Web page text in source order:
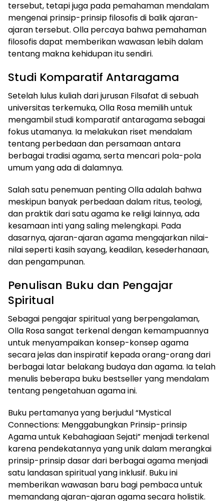
tersebut, tetapi juga pada pemahaman mendalam
mengenai prinsip-prinsip filosofis di balik ajaran-
ajaran tersebut. Olla percaya bahwa pemahaman
filosofis dapat memberikan wawasan lebih dalam
tentang makna kehidupan itu sendiri.
Studi Komparatif Antaragama
Setelah lulus kuliah dari jurusan Filsafat di sebuah
universitas terkemuka, Olla Rosa memilih untuk
mengambil studi komparatif antaragama sebagai
fokus utamanya. Ia melakukan riset mendalam
tentang perbedaan dan persamaan antara
berbagai tradisi agama, serta mencari pola-pola
umum yang ada di dalamnya.
Salah satu penemuan penting Olla adalah bahwa
meskipun banyak perbedaan dalam ritus, teologi,
dan praktik dari satu agama ke religi lainnya, ada
kesamaan inti yang saling melengkapi. Pada
dasarnya, ajaran-ajaran agama mengajarkan nilai-
nilai seperti kasih sayang, keadilan, kesederhanaan,
dan pengampunan.
Penulisan Buku dan Pengajar
Spiritual
Sebagai pengajar spiritual yang berpengalaman,
Olla Rosa sangat terkenal dengan kemampuannya
untuk menyampaikan konsep-konsep agama
secara jelas dan inspiratif kepada orang-orang dari
berbagai latar belakang budaya dan agama. Ia telah
menulis beberapa buku bestseller yang mendalam
tentang pengetahuan agama ini.
Buku pertamanya yang berjudul “Mystical
Connections: Menggabungkan Prinsip-prinsip
Agama untuk Kebahagiaan Sejati” menjadi terkenal
karena pendekatannya yang unik dalam merangkai
prinsip-prinsip dasar dari berbagai agama menjadi
satu landasan spiritual yang inklusif. Buku ini
memberikan wawasan baru bagi pembaca untuk
memandang ajaran-ajaran agama secara holistik.